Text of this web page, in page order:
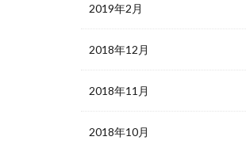
2019年2月
2018年12月
2018年11月
2018年10月